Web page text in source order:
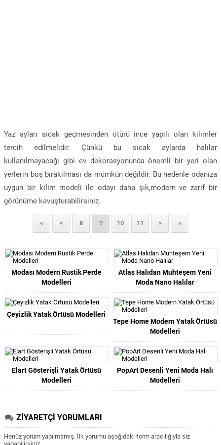
Yaz ayları sıcak geçmesinden ötürü ince yapılı olan kilimler
tercih edilmelidir. Çünkü bu sıcak aylarda halılar
kullanılmayacağı gibi ev dekorasyonunda önemli bir yeri olan
yerlerin boş bırakılması da mümkün değildir. Bu nedenle odanıza
uygun bir kilim modeli ile odayı daha şık,modern ve zarif bir
görünüme kavuşturabilirsiniz.
« < 8 9 10 11 > »
Modası Modern Rustik Perde
Modelleri
Atlas Halıdan Muhteşem Yeni
Moda Nano Halılar
Çeyizlik Yatak Örtüsü Modelleri
Tepe Home Modern Yatak Örtüsü
Modelleri
Elart Gösterişli Yatak Örtüsü
Modelleri
PopArt Desenli Yeni Moda Halı
Modelleri
ZİYARETÇİ YORUMLARI
Henüz yorum yapılmamış. İlk yorumu aşağıdaki form aracılığıyla siz